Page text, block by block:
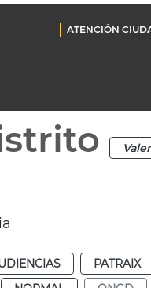
ATENCIÓN
PATRAIX